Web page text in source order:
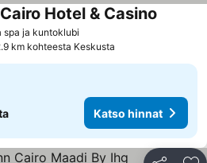
spa ja kuntoklubi
Hotel & Casino
km kohteesta Keskusta
Katso hinnat